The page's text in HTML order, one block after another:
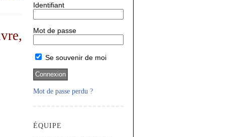
Identifiant
Mot de passe
Se souvenir de moi
Mot de passe perdu ?
ÉQUIPE